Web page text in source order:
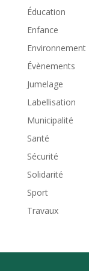
Éducation
Enfance
Environnement
Évènements
Jumelage
Labellisation
Municipalité
Santé
Sécurité
Solidarité
Sport
Travaux